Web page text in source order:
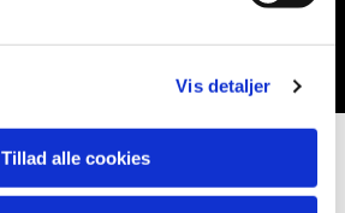
Vis detaljer
Tillad alle cookies